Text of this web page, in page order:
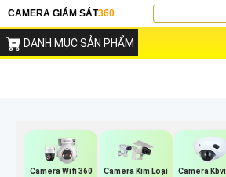
CAMERA GIÁM SÁT360
DANH MỤC SẢN PHẨM
Camera Wifi 360
Camera Kim Loại
Camera